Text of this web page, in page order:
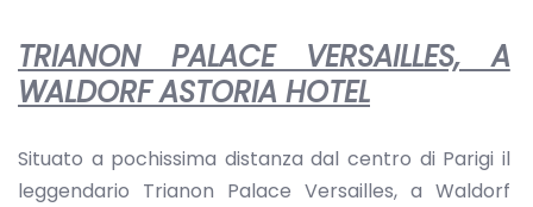
TRIANON PALACE VERSAILLES, A
WALDORF ASTORIA HOTEL
Situato a pochissima distanza dal centro di Parigi il
leggendario Trianon Palace Versailles, a Waldorf